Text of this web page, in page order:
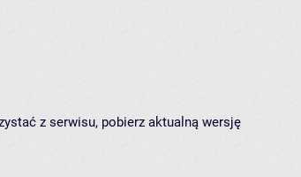
z serwisu, pobierz aktualną wersję